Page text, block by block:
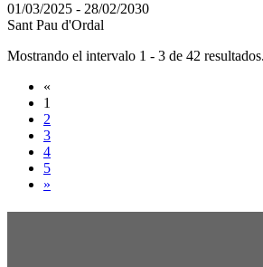
01/03/2025 - 28/02/2030
Sant Pau d'Ordal
Mostrando el intervalo 1 - 3 de 42 resultados.
«
1
2
3
4
5
»